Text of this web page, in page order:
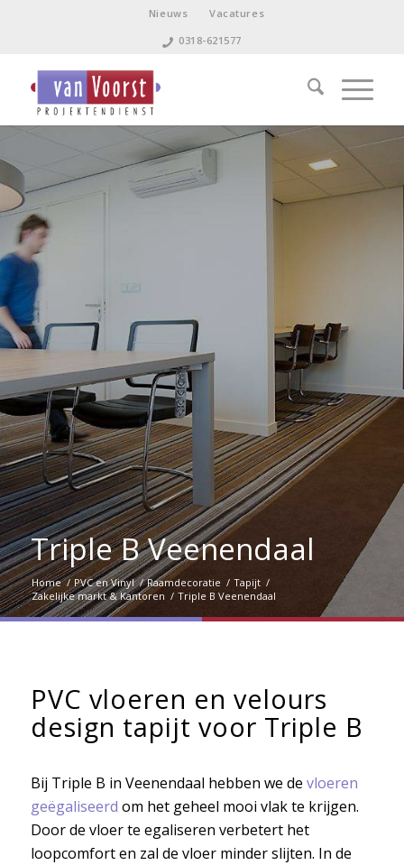
Nieuws
Vacatures
0318-621577
Triple B Veenendaal
Home / PVC en Vinyl / Raamdecoratie / Tapijt /
Zakelijke markt & Kantoren / Triple B Veenendaal
PVC vloeren en velours
design tapijt voor Triple B
Bij Triple B in Veenendaal hebben we de vloeren
geëgaliseerd om het geheel mooi vlak te krijgen.
Door de vloer te egaliseren verbetert het
loopcomfort en zal de vloer minder slijten. In de